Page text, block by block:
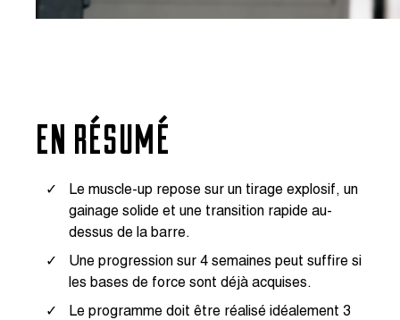
EN RÉSUMÉ
Le muscle-up repose sur un tirage explosif, un
gainage solide et une transition rapide au-
dessus de la barre.
Une progression sur 4 semaines peut suffire si
les bases de force sont déjà acquises.
Le programme doit être réalisé idéalement 3